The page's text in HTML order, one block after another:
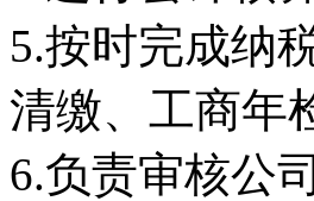
5.按时完成纳
清缴、工商年
6.负责审核公